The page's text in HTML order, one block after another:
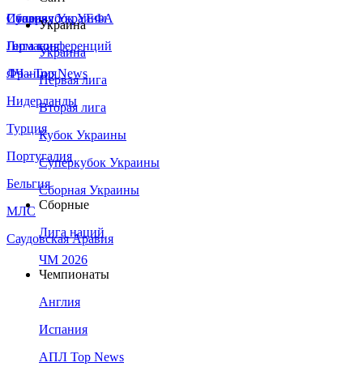
Сборная Украины
Италия
Германия
Франция
Нидерланды
Турция
Португалия
Бельгия
МЛС
Саудовская Аравия
Суперкубок УЕФА
Лига конференций
ЛЧ - Top News
Украина
Украина
Первая лига
Вторая лига
Кубок Украины
Суперкубок Украины
Сборная Украины
Сборные
Лига наций
ЧМ 2026
Чемпионаты
Англия
Испания
АПЛ Top News